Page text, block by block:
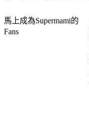
馬上成為Supermami的
Fans